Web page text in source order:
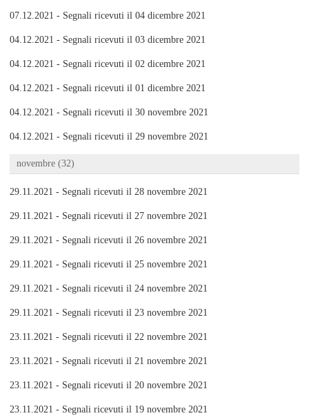
07.12.2021 - Segnali ricevuti il 04 dicembre 2021
04.12.2021 - Segnali ricevuti il 03 dicembre 2021
04.12.2021 - Segnali ricevuti il 02 dicembre 2021
04.12.2021 - Segnali ricevuti il 01 dicembre 2021
04.12.2021 - Segnali ricevuti il 30 novembre 2021
04.12.2021 - Segnali ricevuti il 29 novembre 2021
novembre (32)
29.11.2021 - Segnali ricevuti il 28 novembre 2021
29.11.2021 - Segnali ricevuti il 27 novembre 2021
29.11.2021 - Segnali ricevuti il 26 novembre 2021
29.11.2021 - Segnali ricevuti il 25 novembre 2021
29.11.2021 - Segnali ricevuti il 24 novembre 2021
29.11.2021 - Segnali ricevuti il 23 novembre 2021
23.11.2021 - Segnali ricevuti il 22 novembre 2021
23.11.2021 - Segnali ricevuti il 21 novembre 2021
23.11.2021 - Segnali ricevuti il 20 novembre 2021
23.11.2021 - Segnali ricevuti il 19 novembre 2021